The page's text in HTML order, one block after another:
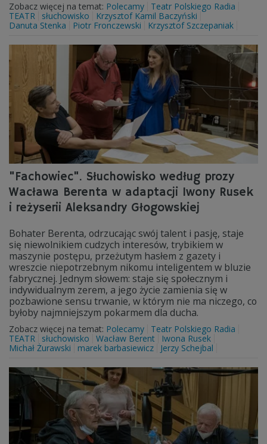
Zobacz więcej na temat: Polecamy
Teatr Polskiego Radia
TEATR
słuchowisko
Krzysztof Kamil Baczyński
Danuta Stenka
Piotr Fronczewski Krzysztof Szczepaniak
"Fachowiec". Słuchowisko według prozy
Wacława Berenta w adaptacji Iwony Rusek
i reżyserii Aleksandry Głogowskiej
Bohater Berenta, odrzucając swój talent i pasję, staje
się niewolnikiem cudzych interesów, trybikiem w
maszynie postępu, przeżutym hasłem z gazety i
wreszcie niepotrzebnym nikomu inteligentem w bluzie
fabrycznej. Jednym słowem: staje się społecznym i
indywidualnym zerem, a jego życie zamienia się w
pozbawione sensu trwanie, w którym nie ma niczego, co
byłoby najmniejszym pokarmem dla ducha.
Zobacz więcej na temat: Polecamy
Teatr Polskiego Radia
TEATR
słuchowisko Wacław Berent
Iwona Rusek
Michał Żurawski
marek barbasiewicz Jerzy Schejbal